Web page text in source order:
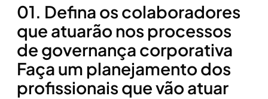
01. Defina os colaboradores
que atuarão nos processos
de governança corporativa
Faça um planejamento dos
profissionais que vão atuar